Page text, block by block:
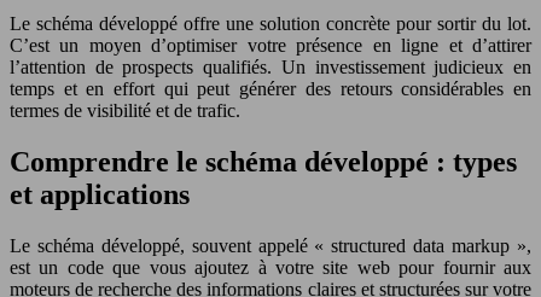
Le schéma développé offre une solution concrète pour sortir du lot.
C’est un moyen d’optimiser votre présence en ligne et d’attirer
l’attention de prospects qualifiés. Un investissement judicieux en
temps et en effort qui peut générer des retours considérables en
termes de visibilité et de trafic.
Comprendre le schéma développé : types
et applications
Le schéma développé, souvent appelé « structured data markup »,
est un code que vous ajoutez à votre site web pour fournir aux
moteurs de recherche des informations claires et structurées sur votre